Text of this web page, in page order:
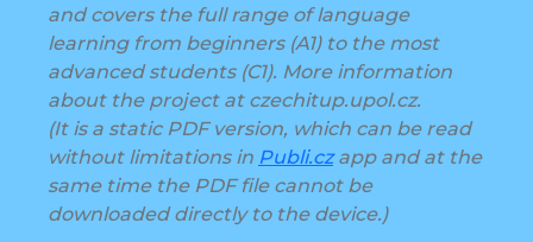
and covers the full range of language
learning from beginners (A1) to the most
advanced students (C1). More information
about the project at czechitup.upol.cz.
(It is a static PDF version, which can be read
without limitations in Publi.czapp and at the
same time the PDF file cannot be
downloaded directly to the device.)